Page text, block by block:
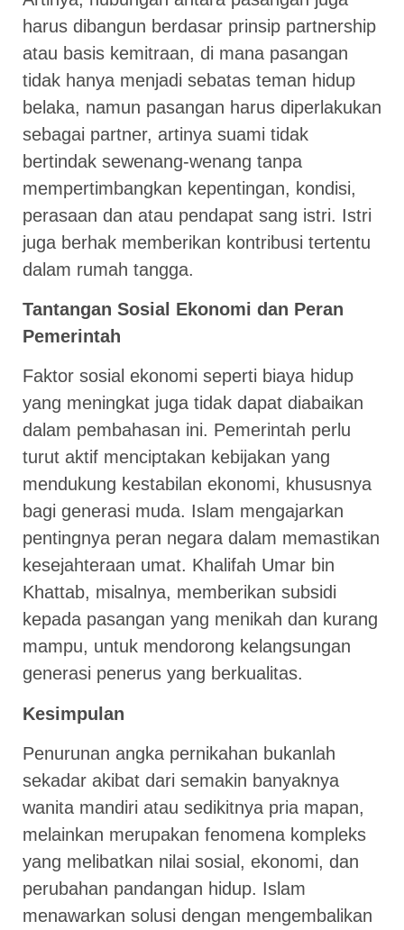
harus dibangun berdasar prinsip partnership
atau basis kemitraan, di mana pasangan
tidak hanya menjadi sebatas teman hidup
belaka, namun pasangan harus diperlakukan
sebagai partner, artinya suami tidak
bertindak sewenang-wenang tanpa
mempertimbangkan kepentingan, kondisi,
perasaan dan atau pendapat sang istri. Istri
juga berhak memberikan kontribusi tertentu
dalam rumah tangga.
Tantangan Sosial Ekonomi dan Peran
Pemerintah
Faktor sosial ekonomi seperti biaya hidup
yang meningkat juga tidak dapat diabaikan
dalam pembahasan ini. Pemerintah perlu
turut aktif menciptakan kebijakan yang
mendukung kestabilan ekonomi, khususnya
bagi generasi muda. Islam mengajarkan
pentingnya peran negara dalam memastikan
kesejahteraan umat. Khalifah Umar bin
Khattab, misalnya, memberikan subsidi
kepada pasangan yang menikah dan kurang
mampu, untuk mendorong kelangsungan
generasi penerus yang berkualitas.
Kesimpulan
Penurunan angka pernikahan bukanlah
sekadar akibat dari semakin banyaknya
wanita mandiri atau sedikitnya pria mapan,
melainkan merupakan fenomena kompleks
yang melibatkan nilai sosial, ekonomi, dan
perubahan pandangan hidup. Islam
menawarkan solusi dengan mengembalikan